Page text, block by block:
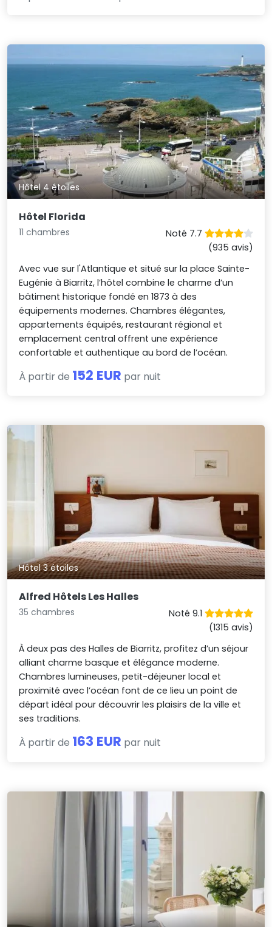
Hôtel 4 étoiles
Hôtel Florida
11 chambres
Noté 7.7
(935 avis)
Avec vue sur l'Atlantique et situé sur la place Sainte-
Eugénie à Biarritz, l’hôtel combine le charme d’un
bâtiment historique fondé en 1873 à des
équipements modernes. Chambres élégantes,
appartements équipés, restaurant régional et
emplacement central offrent une expérience
confortable et authentique au bord de l’océan.
À partir de 152 EUR par nuit
Hôtel 3 étoiles
Alfred Hôtels Les Halles
35 chambres
Noté 9.1
(1315 avis)
À deux pas des Halles de Biarritz, profitez d’un séjour
alliant charme basque et élégance moderne.
Chambres lumineuses, petit-déjeuner local et
proximité avec l’océan font de ce lieu un point de
départ idéal pour découvrir les plaisirs de la ville et
ses traditions.
À partir de 163 EUR par nuit